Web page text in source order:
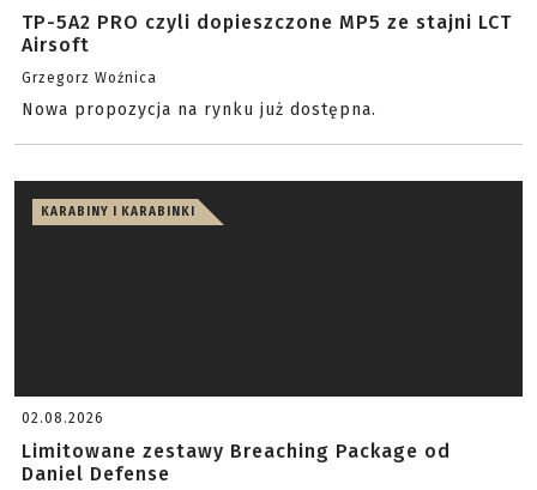
TP-5A2 PRO czyli dopieszczone MP5 ze stajni LCT
Airsoft
Grzegorz Woźnica
Nowa propozycja na rynku już dostępna.
KARABINY I KARABINKI
02.08.2026
Limitowane zestawy Breaching Package od
Daniel Defense